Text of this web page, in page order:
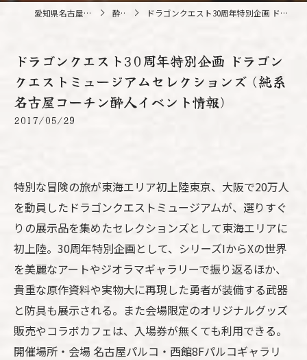
愛知県名古屋の鍋なら純系名古屋コーチン 酔人 酔人ブログ ドラゴンクエスト30周年特別企画 ドラゴンクエストミュージアムセレクションズ (純系名古屋コーチン酔人イベント情報)
ドラゴンクエスト30周年特別企画 ドラゴン
クエストミュージアムセレクションズ (純系
名古屋コーチン酔人イベント情報)
2017/05/29
特別な冒険の旅が東海エリア初上陸東京、大阪で20万人
を動員したドラゴンクエストミュージアムが、選りすぐ
りの展示品を集めたセレクションズとして東海エリアに
初上陸。30周年特別企画として、シリーズIからXの世界
を美麗なアートやジオラマギャラリーで振り返るほか、
貴重な原作資料や実物大に再現した勇者が装備する武器
と防具も展示される。また会場限定のオリジナルグッズ
販売やコラボカフェは、入場券が無くても利用できる。
開催場所・会場 名古屋パルコ・西館8Fパルコギャラリ